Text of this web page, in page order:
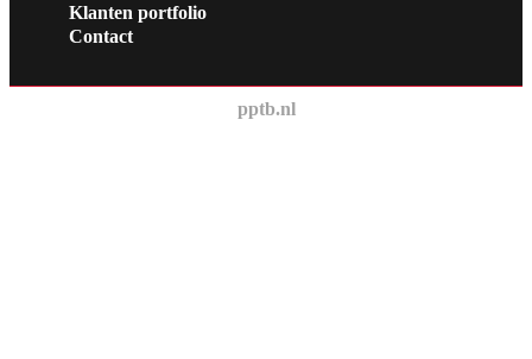
Klanten portfolio
Contact
pptb.nl